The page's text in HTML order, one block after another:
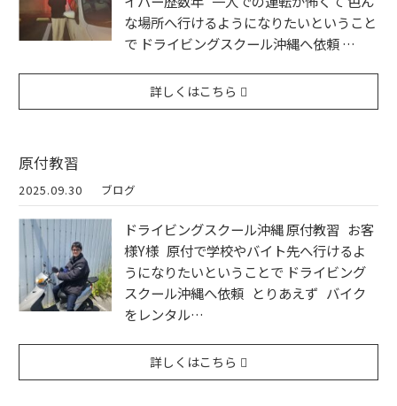
な場所へ行けるようになりたいということ
で ドライビングスクール沖縄へ依頼 …
詳しくはこちら
原付教習
2025.09.30 ブログ
ドライビングスクール沖縄 原付教習 お客
様Y様 原付で学校やバイト先へ行けるよ
うになりたいということで ドライビング
スクール沖縄へ依頼 とりあえず バイク
をレンタル…
詳しくはこちら